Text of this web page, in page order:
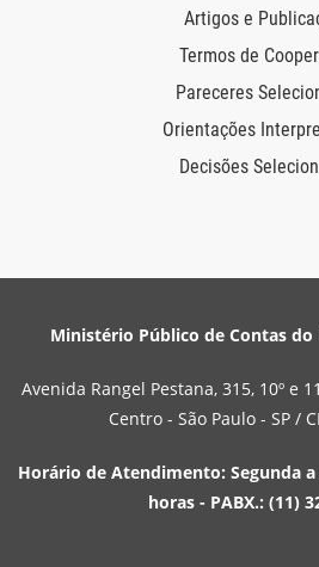
Artigos e
Termos de
Pareceres
Orientações
Decisões
Ministério Público de Contas do
Avenida Rangel Pestana, 315, 10º e
Centro - São Paulo - SP /
Horário de Atendimento: Segunda a
horas - PABX.: (11)